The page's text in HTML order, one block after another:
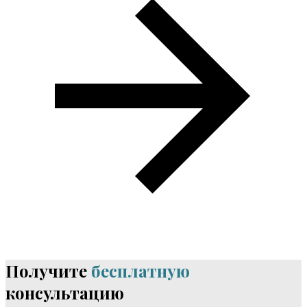
Получите бесплатную
консультацию